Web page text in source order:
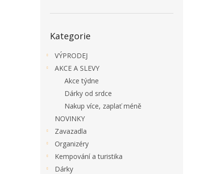
kategorie
Kategorie
VÝPRODEJ
AKCE A SLEVY
Akce týdne
Dárky od srdce
Nakup více, zaplať méně
NOVINKY
Zavazadla
Organizéry
Kempování a turistika
Dárky